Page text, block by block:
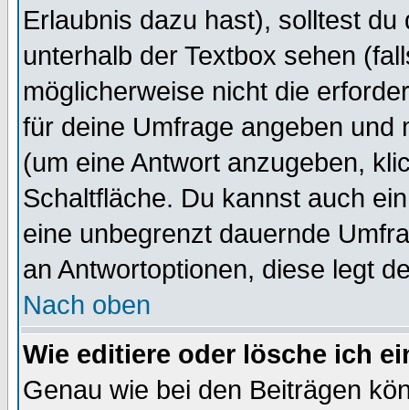
Erlaubnis dazu hast), solltest
unterhalb der Textbox sehen
möglicherweise nicht die
für deine Umfrage angeben und
(um eine Antwort anzugeben,
Schaltfläche. Du kannst auch
eine unbegrenzt dauernde
an Antwortoptionen, diese legt
Nach oben
Wie editiere oder lösche ich
Genau wie bei den Beiträgen